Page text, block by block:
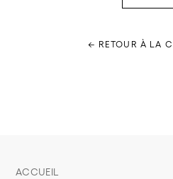
← RETOUR À LA
ACCUEIL